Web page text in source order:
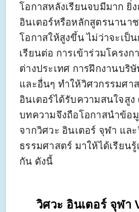
โอกาสหลังเรียนจบมีมาก ยิ่
อินเตอร์หรือหลักสูตรนานา
โอกาสให้สูงขึ้น ไม่ว่าจะเป็
เรียนต่อ การเข้าร่วมโครงก
ต่างประเทศ การฝึกงานบริ
และอื่นๆ ทำให้วิศวกรรมศา
อินเตอร์ได้รับความสนใจสูง
บทความจึงถือโอกาสนำข้อ
จากวิศวะ อินเตอร์ จุฬา แล
ธรรมศาสตร์ มาให้ได้เรียน
กัน ดังนี้
วิศวะ อินเตอร์ จุฬา